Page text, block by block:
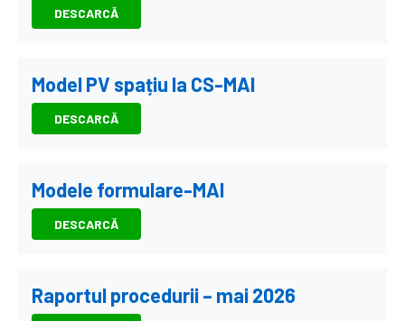
DESCARCĂ
Model PV spațiu la CS-MAI
DESCARCĂ
Modele formulare-MAI
DESCARCĂ
Raportul procedurii – mai 2026